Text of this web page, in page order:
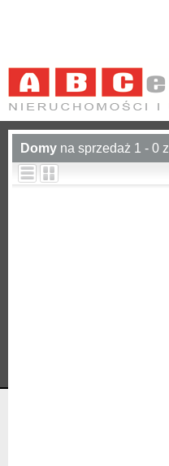
Domy na sprzedaż 1 - 0 z